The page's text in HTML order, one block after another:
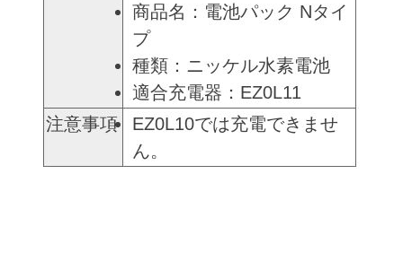
商品名：電池パック Nタイ
プ
種類：ニッケル水素電池
適合充電器：EZ0L11
注意事項
EZ0L10では充電できませ
ん。